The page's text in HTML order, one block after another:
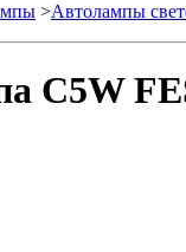
>Автолампы
C5W